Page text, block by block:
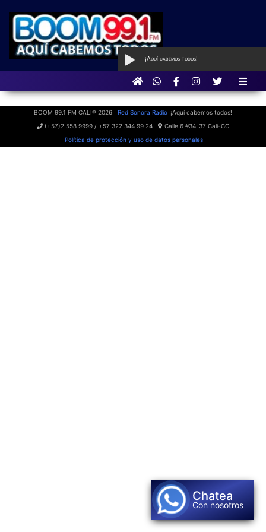
con Qué Programa tan
BOOM
¡Aquí cabemos todos!
Chatea
Con nosotros
BOOM 99.1 FM CALI® 2026 | Red Sonora Radio ¡Aquí cabemos todos!
(+57)2 558 9999 / +57 322 344 99 24
Calle 6 #34-37 Cali-CO
Política de protección y uso de datos personales